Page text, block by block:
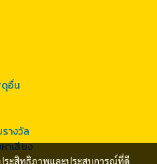
ดุอื่น
างวัล
าเสียง
ระสิทธิภาพและประสบการณ์ที่ดี